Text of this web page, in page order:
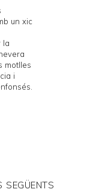
un xic
la
motlles
i
SEGÜENTS